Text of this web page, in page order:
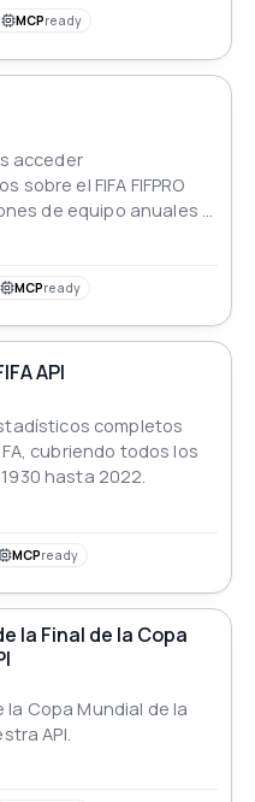
MCPready
acceder
el FIFA FIFPRO
de equipo anuales y
jugadores.
MCPready
API
completos
cubriendo todos los
hasta 2022.
MCPready
la Final de la Copa
Copa Mundial de la
API.